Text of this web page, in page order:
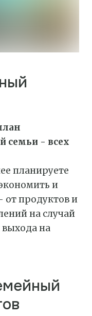
семьи - всех
планируете
и
продуктов и
на случай
на